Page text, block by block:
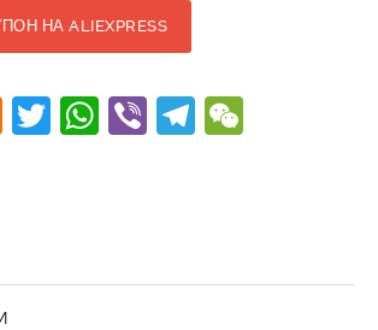
НА ALIEXPRESS
Odnoklassniki
Twitter
WhatsApp
ViberTelegram